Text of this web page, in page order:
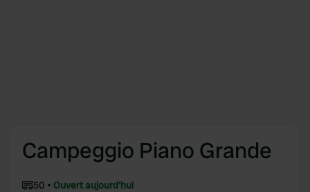
Campeggio Piano Grande
50
Ouvert aujourd'hui